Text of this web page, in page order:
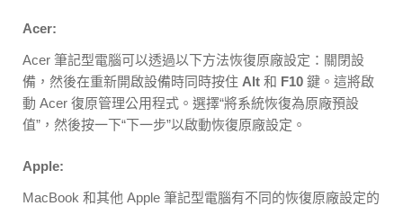
Acer:
Acer 筆記型電腦可以透過以下方法恢復原廠設定：關閉設
備，然後在重新開啟設備時同時按住 Alt 和 F10 鍵。這將啟
動 Acer 復原管理公用程式。選擇“將系統恢復為原廠預設
值”，然後按一下“下一步”以啟動恢復原廠設定。
Apple:
MacBook 和其他 Apple 筆記型電腦有不同的恢復原廠設定的